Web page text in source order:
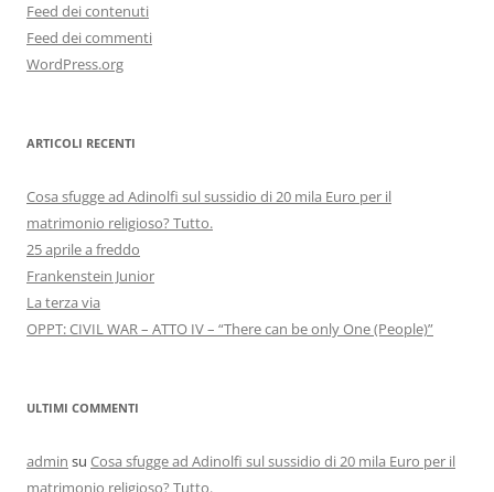
Feed dei contenuti
Feed dei commenti
WordPress.org
ARTICOLI RECENTI
Cosa sfugge ad Adinolfi sul sussidio di 20 mila Euro per il
matrimonio religioso? Tutto.
25 aprile a freddo
Frankenstein Junior
La terza via
OPPT: CIVIL WAR – ATTO IV – “There can be only One (People)”
ULTIMI COMMENTI
admin su Cosa sfugge ad Adinolfi sul sussidio di 20 mila Euro per il
matrimonio religioso? Tutto.